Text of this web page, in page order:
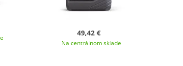
49,42 €
Na centrálnom sklade